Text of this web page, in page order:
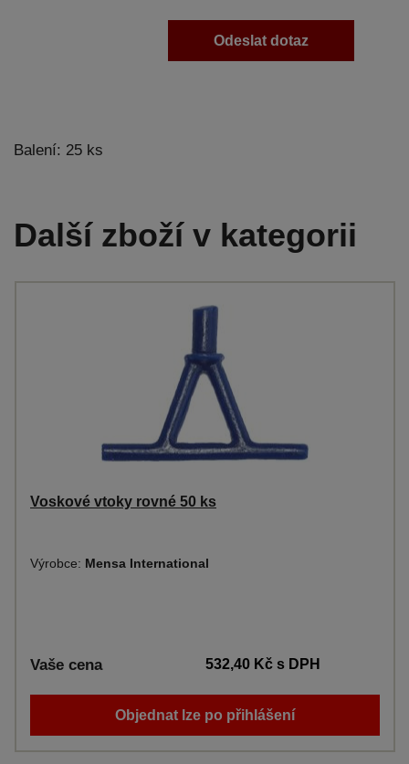
Odeslat dotaz
Balení: 25 ks
Další zboží v kategorii
Voskové vtoky rovné 50 ks
Výrobce: Mensa International
Vaše cena 532,40 Kčs DPH
Objednat lze po přihlášení